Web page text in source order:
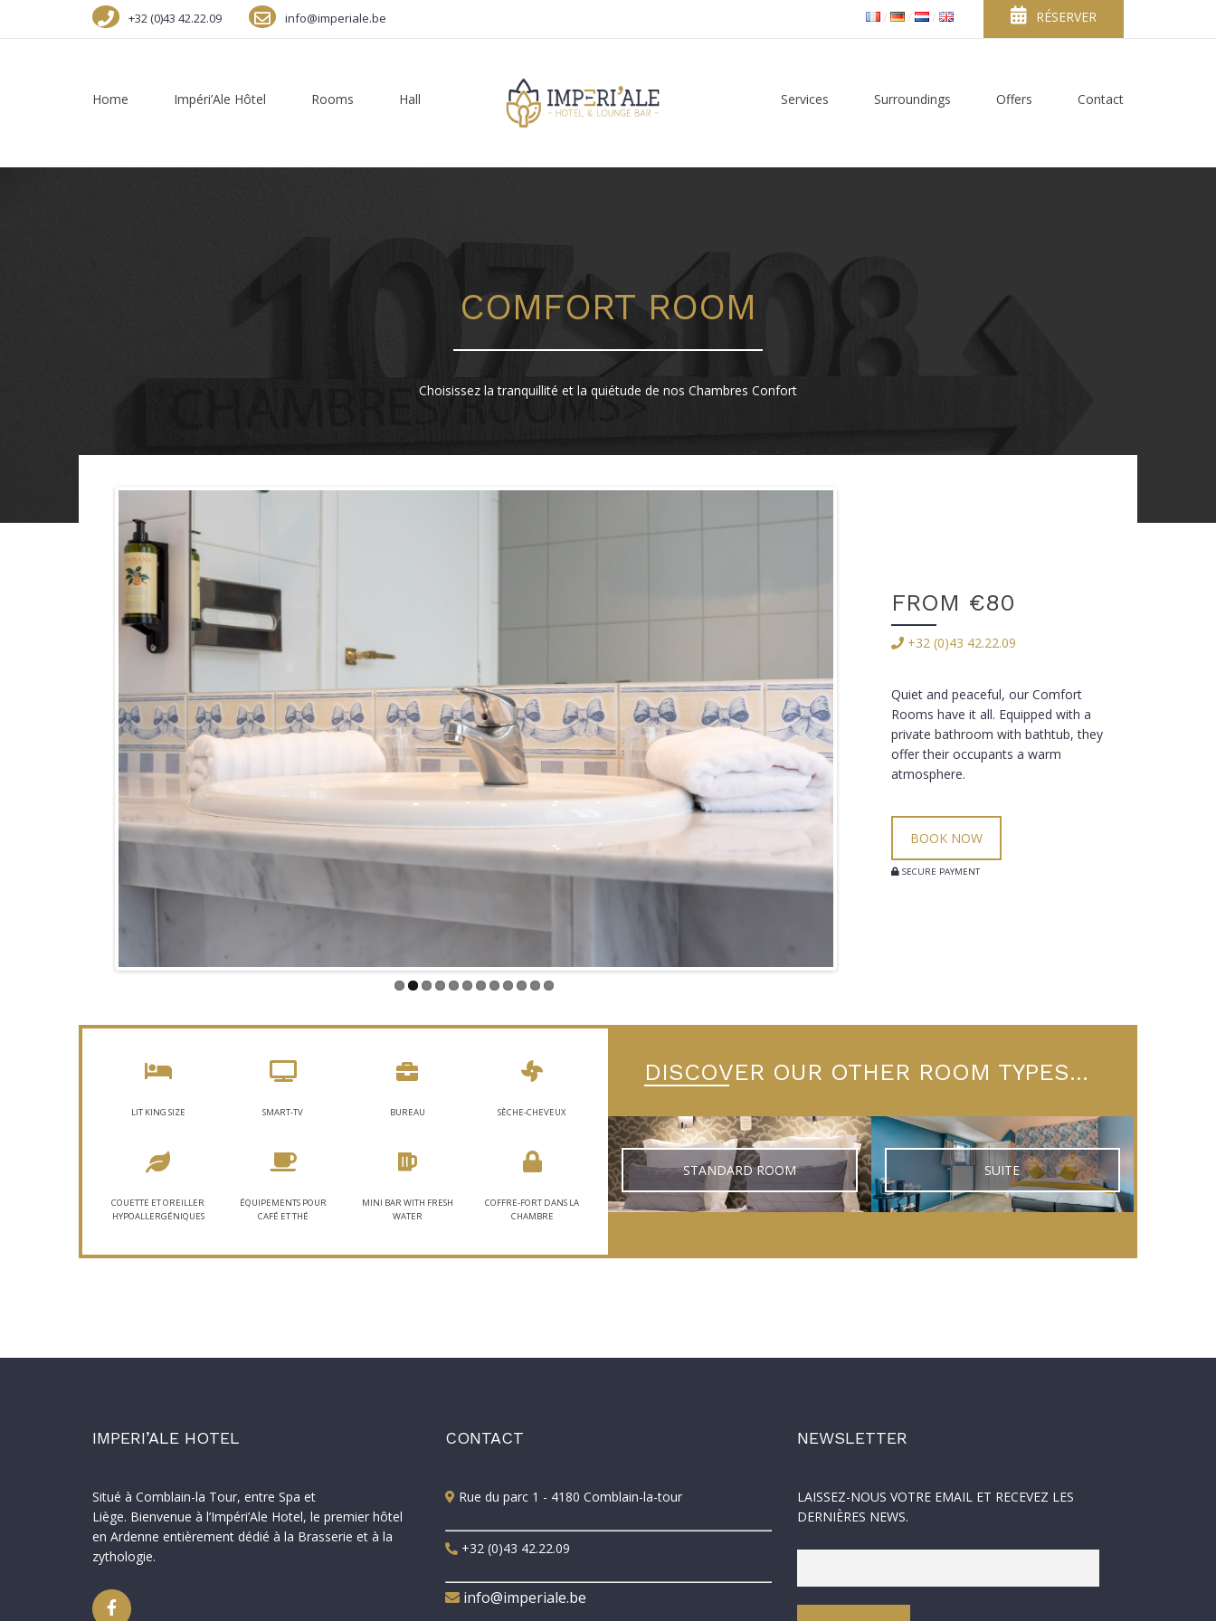
+32 (0)43 42.22.09 info@imperiale.be RÉSERVER
Home Impéri’Ale Hôtel Rooms Hall Services Surroundings Offers Contact
COMFORT ROOM
Choisissez la tranquillité et la quiétude de nos Chambres Confort
FROM €80
+32 (0)43 42.22.09
Quiet and peaceful, our Comfort
Rooms have it all. Equipped with a
private bathroom with bathtub, they
offer their occupants a warm
atmosphere.
BOOK NOW
SECURE PAYMENT
LIT KING SIZE
COUETTE ET OREILLER
HYPOALLERGÉNIQUES
SMART-TV
ÉQUIPEMENTS POUR
CAFÉ ET THÉ
BUREAU
MINI BAR WITH FRESH
WATER
SÈCHE-CHEVEUX
COFFRE-FORT DANS LA
CHAMBRE
DISCOVER OUR OTHER ROOM TYPES...
STANDARD ROOM SUITE
IMPERI’ALE HOTEL
Situé à Comblain-la Tour, entre Spa et
Liège. Bienvenue à l’Impéri’Ale Hotel, le premier hôtel
en Ardenne entièrement dédié à la Brasserie et à la
zythologie.
CONTACT
Rue du parc 1 - 4180 Comblain-la-tour
+32 (0)43 42.22.09
info@imperiale.be
NEWSLETTER
LAISSEZ-NOUS VOTRE EMAIL ET RECEVEZ LES
DERNIÈRES NEWS.